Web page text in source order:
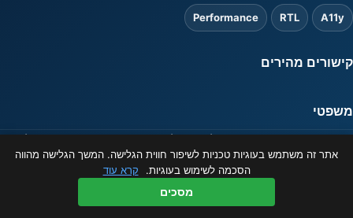
A11y
RTL
Performance
קישורים מהירים
משפטי
המידע באתר מוצג כשירות לציבור בלבד ואינו מהווה ייעוץ פיננסי. ט.ל.ח.
© 2026 ibanks.co.il
אתר זה משתמש בעוגיות טכניות לשיפור חווית הגלישה. המשך הגלישה מהווה
הסכמה לשימוש בעוגיות.
קרא עוד
מסכים